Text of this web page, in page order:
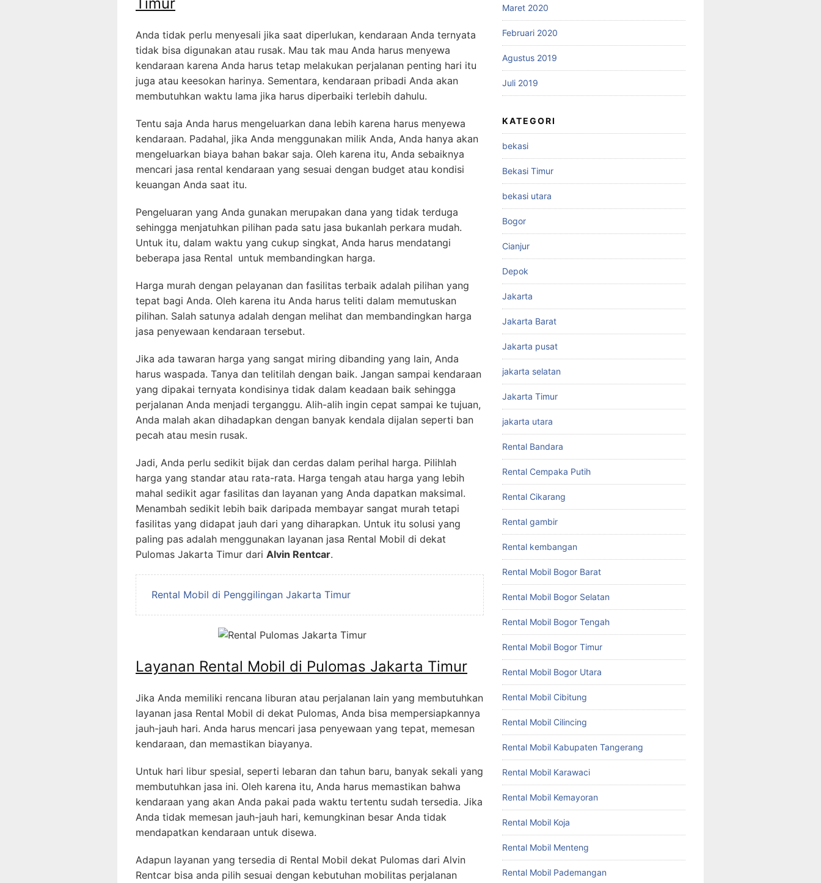
Anda tidak perlu menyesali jika saat diperlukan, kendaraan Anda ternyata
tidak bisa digunakan atau rusak. Mau tak mau Anda harus menyewa
kendaraan karena Anda harus tetap melakukan perjalanan penting hari itu
juga atau keesokan harinya. Sementara, kendaraan pribadi Anda akan
membutuhkan waktu lama jika harus diperbaiki terlebih dahulu.
Tentu saja Anda harus mengeluarkan dana lebih karena harus menyewa
kendaraan. Padahal, jika Anda menggunakan milik Anda, Anda hanya akan
mengeluarkan biaya bahan bakar saja. Oleh karena itu, Anda sebaiknya
mencari jasa rental kendaraan yang sesuai dengan budget atau kondisi
keuangan Anda saat itu.
Pengeluaran yang Anda gunakan merupakan dana yang tidak terduga
sehingga menjatuhkan pilihan pada satu jasa bukanlah perkara mudah.
Untuk itu, dalam waktu yang cukup singkat, Anda harus mendatangi
beberapa jasa Rental untuk membandingkan harga.
Harga murah dengan pelayanan dan fasilitas terbaik adalah pilihan yang
tepat bagi Anda. Oleh karena itu Anda harus teliti dalam memutuskan
pilihan. Salah satunya adalah dengan melihat dan membandingkan harga
jasa penyewaan kendaraan tersebut.
Jika ada tawaran harga yang sangat miring dibanding yang lain, Anda
harus waspada. Tanya dan telitilah dengan baik. Jangan sampai kendaraan
yang dipakai ternyata kondisinya tidak dalam keadaan baik sehingga
perjalanan Anda menjadi terganggu. Alih-alih ingin cepat sampai ke tujuan,
Anda malah akan dihadapkan dengan banyak kendala dijalan seperti ban
pecah atau mesin rusak.
Jadi, Anda perlu sedikit bijak dan cerdas dalam perihal harga. Pilihlah
harga yang standar atau rata-rata. Harga tengah atau harga yang lebih
mahal sedikit agar fasilitas dan layanan yang Anda dapatkan maksimal.
Menambah sedikit lebih baik daripada membayar sangat murah tetapi
fasilitas yang didapat jauh dari yang diharapkan. Untuk itu solusi yang
paling pas adalah menggunakan layanan jasa Rental Mobil di dekat
Pulomas Jakarta Timur dari Alvin Rentcar.
Rental Mobil di Penggilingan Jakarta Timur
Layanan Rental Mobil di Pulomas Jakarta Timur
Jika Anda memiliki rencana liburan atau perjalanan lain yang membutuhkan
layanan jasa Rental Mobil di dekat Pulomas, Anda bisa mempersiapkannya
jauh-jauh hari. Anda harus mencari jasa penyewaan yang tepat, memesan
kendaraan, dan memastikan biayanya.
Untuk hari libur spesial, seperti lebaran dan tahun baru, banyak sekali yang
membutuhkan jasa ini. Oleh karena itu, Anda harus memastikan bahwa
kendaraan yang akan Anda pakai pada waktu tertentu sudah tersedia. Jika
Anda tidak memesan jauh-jauh hari, kemungkinan besar Anda tidak
mendapatkan kendaraan untuk disewa.
Adapun layanan yang tersedia di Rental Mobil dekat Pulomas dari Alvin
Rentcar bisa anda pilih sesuai dengan kebutuhan mobilitas perjalanan
Maret 2020
Februari 2020
Agustus 2019
Juli 2019
KATEGORI
bekasi
Bekasi Timur
bekasi utara
Bogor
Cianjur
Depok
Jakarta
Jakarta Barat
Jakarta pusat
jakarta selatan
Jakarta Timur
jakarta utara
Rental Bandara
Rental Cempaka Putih
Rental Cikarang
Rental gambir
Rental kembangan
Rental Mobil Bogor Barat
Rental Mobil Bogor Selatan
Rental Mobil Bogor Tengah
Rental Mobil Bogor Timur
Rental Mobil Bogor Utara
Rental Mobil Cibitung
Rental Mobil Cilincing
Rental Mobil Kabupaten Tangerang
Rental Mobil Karawaci
Rental Mobil Kemayoran
Rental Mobil Koja
Rental Mobil Menteng
Rental Mobil Pademangan